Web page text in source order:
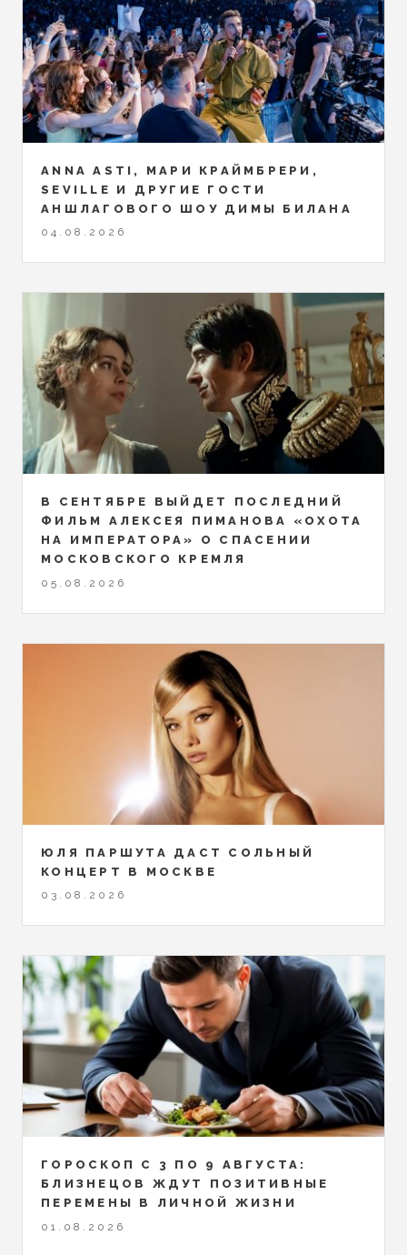
ANNA ASTI, МАРИ КРАЙМБРЕРИ,
SEVILLE И ДРУГИЕ ГОСТИ
АНШЛАГОВОГО ШОУ ДИМЫ БИЛАНА
04.08.2026
В СЕНТЯБРЕ ВЫЙДЕТ ПОСЛЕДНИЙ
ФИЛЬМ АЛЕКСЕЯ ПИМАНОВА «ОХОТА
НА ИМПЕРАТОРА» О СПАСЕНИИ
МОСКОВСКОГО КРЕМЛЯ
05.08.2026
ЮЛЯ ПАРШУТА ДАСТ СОЛЬНЫЙ
КОНЦЕРТ В МОСКВЕ
03.08.2026
ГОРОСКОП С 3 ПО 9 АВГУСТА:
БЛИЗНЕЦОВ ЖДУТ ПОЗИТИВНЫЕ
ПЕРЕМЕНЫ В ЛИЧНОЙ ЖИЗНИ
01.08.2026